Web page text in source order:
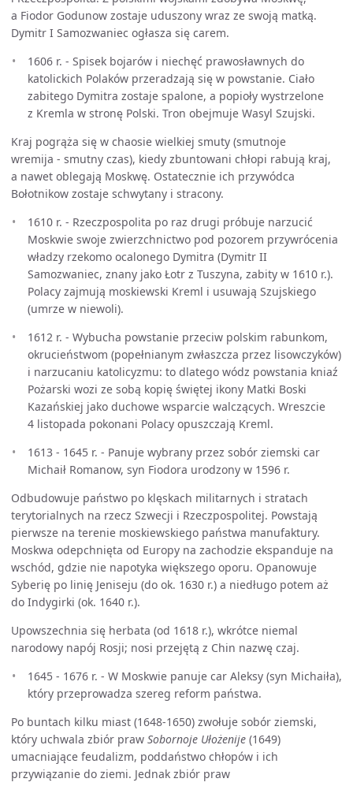
a Fiodor Godunow zostaje uduszony wraz ze swoją matką.
Dymitr I Samozwaniec ogłasza się carem.
1606 r. - Spisek bojarów i niechęć prawosławnych do
katolickich Polaków przeradzają się w powstanie. Ciało
zabitego Dymitra zostaje spalone, a popioły wystrzelone
z Kremla w stronę Polski. Tron obejmuje Wasyl Szujski.
Kraj pogrąża się w chaosie wielkiej smuty (smutnoje
wremija - smutny czas), kiedy zbuntowani chłopi rabują kraj,
a nawet oblegają Moskwę. Ostatecznie ich przywódca
Bołotnikow zostaje schwytany i stracony.
1610 r. - Rzeczpospolita po raz drugi próbuje narzucić
Moskwie swoje zwierzchnictwo pod pozorem przywrócenia
władzy rzekomo ocalonego Dymitra (Dymitr II
Samozwaniec, znany jako Łotr z Tuszyna, zabity w 1610 r.).
Polacy zajmują moskiewski Kreml i usuwają Szujskiego
(umrze w niewoli).
1612 r. - Wybucha powstanie przeciw polskim rabunkom,
okrucieństwom (popełnianym zwłaszcza przez lisowczyków)
i narzucaniu katolicyzmu: to dlatego wódz powstania kniaź
Pożarski wozi ze sobą kopię świętej ikony Matki Boski
Kazańskiej jako duchowe wsparcie walczących. Wreszcie
4 listopada pokonani Polacy opuszczają Kreml.
1613 - 1645 r. - Panuje wybrany przez sobór ziemski car
Michaił Romanow, syn Fiodora urodzony w 1596 r.
Odbudowuje państwo po klęskach militarnych i stratach
terytorialnych na rzecz Szwecji i Rzeczpospolitej. Powstają
pierwsze na terenie moskiewskiego państwa manufaktury.
Moskwa odepchnięta od Europy na zachodzie ekspanduje na
wschód, gdzie nie napotyka większego oporu. Opanowuje
Syberię po linię Jeniseju (do ok. 1630 r.) a niedługo potem aż
do Indygirki (ok. 1640 r.).
Upowszechnia się herbata (od 1618 r.), wkrótce niemal
narodowy napój Rosji; nosi przejętą z Chin nazwę czaj.
1645 - 1676 r. - W Moskwie panuje car Aleksy (syn Michaiła),
który przeprowadza szereg reform państwa.
Po buntach kilku miast (1648-1650) zwołuje sobór ziemski,
który uchwala zbiór praw Sobornoje Ułożenije (1649)
umacniające feudalizm, poddaństwo chłopów i ich
przywiązanie do ziemi. Jednak zbiór praw